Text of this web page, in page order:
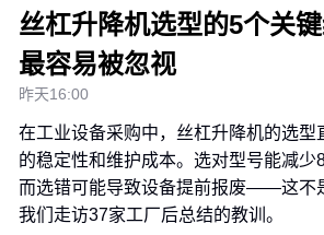
丝杠升降机选型的5个关
最容易被忽视
昨天16:00
在工业设备采购中，丝杠升降机的选型
的稳定性和维护成本。选对型号能减少
而选错可能导致设备提前报废——这不
我们走访37家工厂后总结的教训。